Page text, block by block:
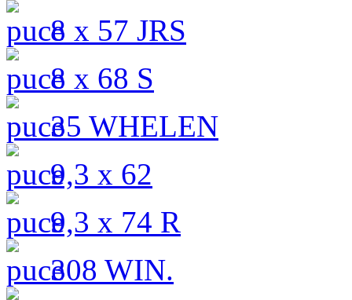
8 x 57 JRS
8 x 68 S
35 WHELEN
9,3 x 62
9,3 x 74 R
308 WIN.